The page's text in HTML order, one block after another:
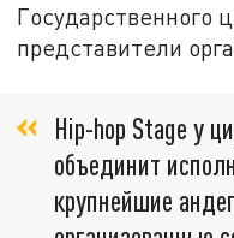
Государственного
представители
Hip-hop Stage у
объединит
крупнейшие